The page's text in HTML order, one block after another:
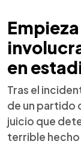
en
Tras el
de un partido
juicio que
terrible hecho